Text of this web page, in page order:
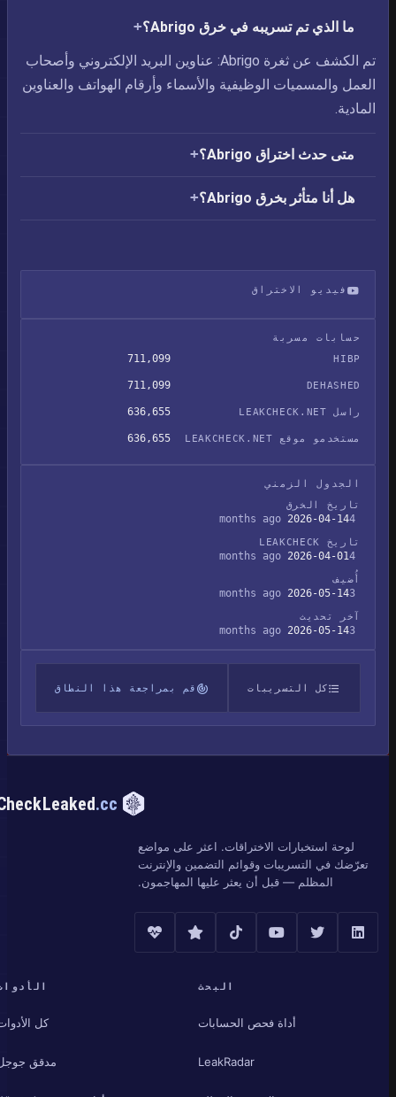
ما الذي تم تسريبه في خرق Abrigo؟
تم الكشف عن ثغرة Abrigo: عناوين البريد الإلكتروني وأصحاب
العمل والمسميات الوظيفية والأسماء وأرقام الهواتف والعناوين
المادية.
متى حدث اختراق Abrigo؟
هل أنا متأثر بخرق Abrigo؟
فيديو الاختراق
حسابات مسربة
HIBP
711,099
DEHASHED
711,099
راسل LEAKCHECK.NET 636,655
مستخدمو موقع LEAKCHECK.NET 636,655
الجدول الزمني
تاريخ الخرق
2026-04-14
تاريخ LEAKCHECK
2026-04-01
أُضيف
2026-05-14
آخر تحديث
2026-05-14
كل التسريبات قم بمراجعة هذا النطاق
CheckLeaked.cc
لوحة استخبارات الاختراقات. اعثر على مواضع
تعرّضك في التسريبات وقوائم التضمين والإنترنت
المظلم — قبل أن يعثر عليها المهاجمون.
البحث
أداة فحص الحسابات
LeakRadar
الأدوات
كل الأدوات
مدقق جوجل